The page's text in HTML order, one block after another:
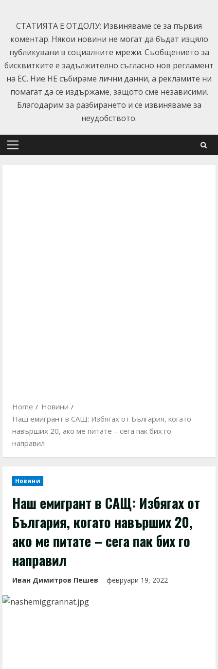
content
СТАТИЯТА Е ОТДОЛУ: Извиняваме се за първия
коментар. Някои новини не могат да бъдат изцяло
публикувани в социалните мрежи. Съобщението за
бисквитките е задължително съгласно нов регламент
на ЕС. Ние НЕ събираме лични данни, а рекламите ни
помагат да се издържаме, защото сме независими.
Благодарим за разбирането и се извиняваме за
неудобството.
Primary
Home
Новини
Наш емигрант в САЩ: Избягах от България, когато
навърших 20, ако ме питате – сега пак бих го
направил
Новини
Наш емигрант в САЩ: Избягах от
България, когато навърших 20,
ако ме питате – сега пак бих го
направил
Иван Димитров Пешев февруари 19, 2022